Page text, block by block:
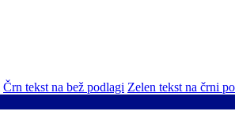
Črn tekst na bež podlagi Zelen tekst na črni